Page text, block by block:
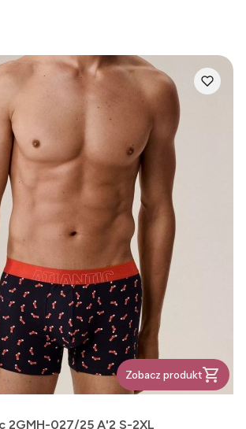
Zobacz produkt
2GMH-027/25 A'2 S-2XL